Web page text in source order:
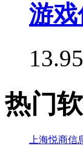
游
热门
上海悦商信